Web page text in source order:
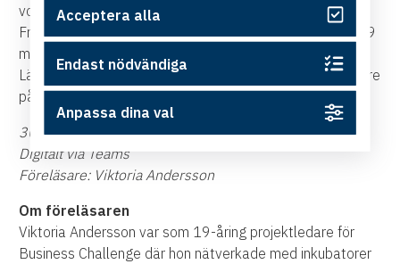
voucher senast måndagen den 29 mars kl 12.00.
Frukosten hämtas ut efter kl 12.00 på måndagen den 29
mars eller på morgonen innan eventet. Ett stort tack till
Länsförsäkringar Södermanland som bjuder alla deltagare
på frukost!
30 mars kl 8.00-9.00
Digitalt via Teams
Föreläsare: Viktoria Andersson
Om föreläsaren
Viktoria Andersson var som 19-åring projektledare för
Business Challenge där hon nätverkade med inkubatorer
Acceptera alla
Endast nödvändiga
Anpassa dina val